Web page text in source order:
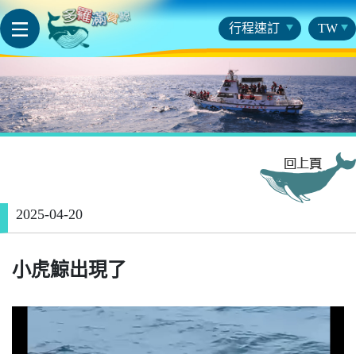
行程速訂 TW
2025-04-20
小虎鯨出現了